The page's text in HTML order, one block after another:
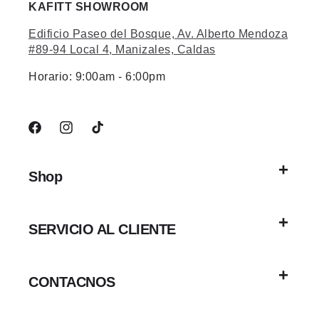
Pantaloneta Pro Tour 2 Azul Mujer
$295.900,00
KAFITT SHOWROOM
Edificio Paseo del Bosque, Av. Alberto Mendoza
#89-94 Local 4, Manizales, Caldas
Horario: 9:00am - 6:00pm
FacebookInstagramTikTok
Shop
SERVICIO AL CLIENTE
CONTACNOS